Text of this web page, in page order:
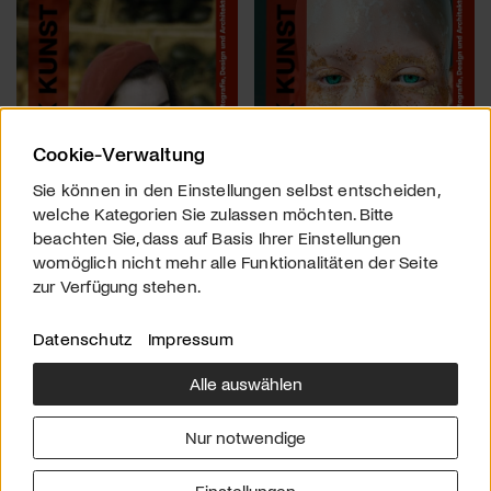
Über uns
Downloads
Werben
Impressum
Cookie-Verwaltung
Sie können in den Einstellungen selbst entscheiden,
welche Kategorien Sie zulassen möchten. Bitte
beachten Sie, dass auf Basis Ihrer Einstellungen
womöglich nicht mehr alle Funktionalitäten der Seite
zur Verfügung stehen.
Datenschutz Impressum
Alle auswählen
Nur notwendige